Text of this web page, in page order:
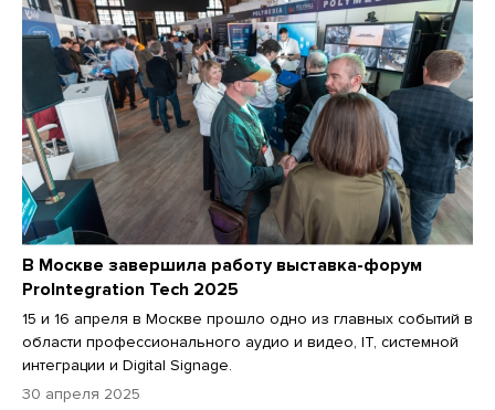
В Москве завершила работу выставка-форум
ProIntegration Tech 2025
15 и 16 апреля в Москве прошло одно из главных событий в
области профессионального аудио и видео, IТ, системной
интеграции и Digital Signage.
30 апреля 2025